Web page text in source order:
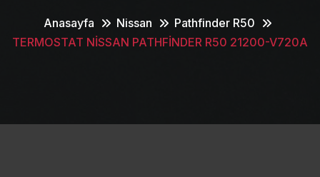
Anasayfa Nissan
Pathfinder R50
TERMOSTAT NİSSAN PATHFİNDER R50 21200-V720A